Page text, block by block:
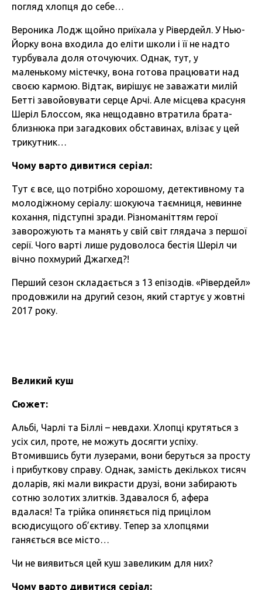
погляд хлопця до себе…
Вероника Лодж щойно приїхала у Рівердейл. У Нью-
Йорку вона входила до еліти школи і її не надто
турбувала доля оточуючих. Однак, тут, у
маленькому містечку, вона готова працювати над
своєю кармою. Відтак, вирішує не заважати милій
Бетті завойовувати серце Арчі. Але місцева красуня
Шеріл Блоссом, яка нещодавно втратила брата-
близнюка при загадкових обставинах, влізає у цей
трикутник…
Чому варто дивитися серіал:
Тут є все, що потрібно хорошому, детективному та
молодіжному серіалу: шокуюча таємниця, невинне
кохання, підступні зради. Різноманіттям герої
заворожують та манять у свій світ глядача з першої
серії. Чого варті лише рудоволоса бестія Шеріл чи
вічно похмурий Джагхед?!
Перший сезон складається з 13 епізодів. «Рівердейл»
продовжили на другий сезон, який стартує у жовтні
2017 року.
Великий куш
Сюжет:
Альбі, Чарлі та Біллі – невдахи. Хлопці крутяться з
усіх сил, проте, не можуть досягти успіху.
Втомившись бути лузерами, вони беруться за просту
і прибуткову справу. Однак, замість декількох тисяч
доларів, які мали викрасти друзі, вони забирають
сотню золотих злитків. Здавалося б, афера
вдалася! Та трійка опиняється під прицілом
всюдисущого об’єктиву. Тепер за хлопцями
ганяється все місто…
Чи не виявиться цей куш завеликим для них?
Чому варто дивитися серіал: